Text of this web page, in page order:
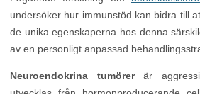
undersöker hur immunstöd kan bidra till
de unika egenskaperna hos denna
av en personligt anpassad
Neuroendokrina tumörerär